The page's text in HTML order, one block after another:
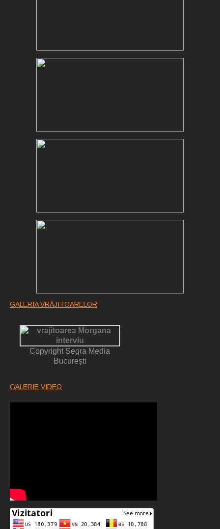
GALERIA VRĂJITOARELOR
Copyright Segra Media
București
GALERIE VIDEO